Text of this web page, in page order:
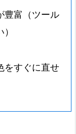
豊富（ツール
をすぐに直せ